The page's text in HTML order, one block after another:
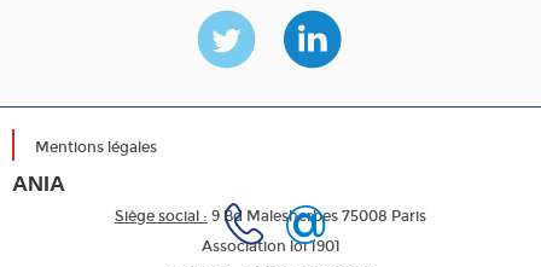
Mentions légales
ANIA
Siège social : 9 Bd Malesherbes 75008 Paris
Association loi 1901